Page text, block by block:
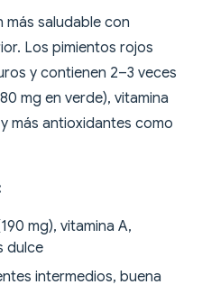
más saludable con
Los pimientos rojos
y contienen 2–3 veces
mg en verde), vitamina
más antioxidantes como
mg), vitamina A,
dulce
intermedios, buena